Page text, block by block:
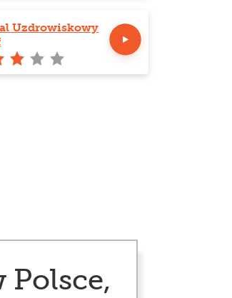
Uzdrowiskowy